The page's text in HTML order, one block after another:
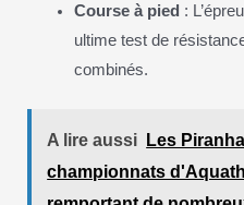
Course à pied :
ultime test de
combinés.
A lire aussi
Les
championnats